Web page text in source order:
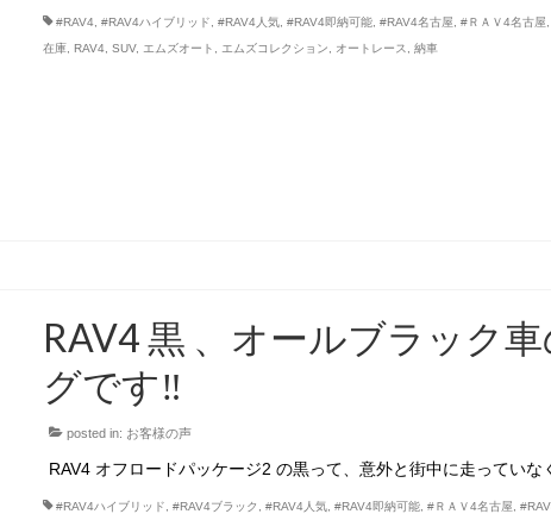
#RAV4 ,#RAV4ハイブリッド ,#RAV4人気 ,#RAV4即納可能 ,#RAV4名古屋 ,#ＲＡＶ4名古屋
在庫 ,RAV4 ,SUV, エムズオート エムズコレクション オートレース ,納車
RAV4 黒 、オールブラック
グです‼
posted in: お客様の声
RAV4 オフロードパッケージ2 の黒って、意外と街中に走ってい
#RAV4ハイブリッド ,#RAV4ブラック ,#RAV4人気 ,#RAV4即納可能 ,#ＲＡＶ4名古屋 ,